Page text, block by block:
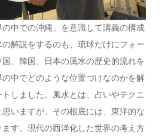
中での沖縄」を意識して講義の構成
解説をするのも、琉球だけにフォー
、韓国、日本の風水の歴史的流れを
中でどのような位置づけなのかを解
しました。風水とは、占いやテクニ
いますが、その根底には、東洋的な
ます。現代の西洋化した世界の考え方